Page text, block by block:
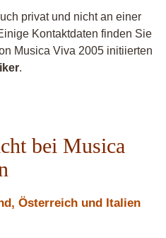
privat und nicht an einer
Kontaktdaten finden Sie
Musica Viva 2005 initiierten
.
bei Musica
Österreich und Italien